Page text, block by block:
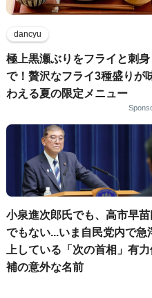
dancyu
極上黒瀬ぶりをフライと刺身
で！贅沢なフライ3種盛りが
わえる夏の限定メニュー
小泉進次郎氏でも、高市早苗
でもない...いま自民党内で急
上している「次の首相」有
補の意外な名前